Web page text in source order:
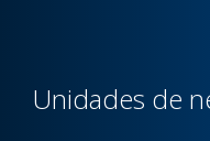
Unidades de